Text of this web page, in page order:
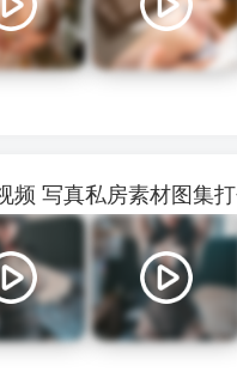
频 写真私房素材图集